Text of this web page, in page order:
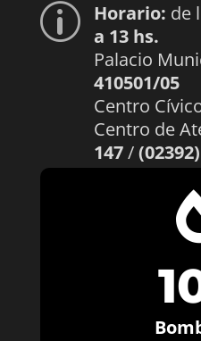
p Horario: de
a 13 hs.
Palacio
410501/05
Centro
Centro de
147/